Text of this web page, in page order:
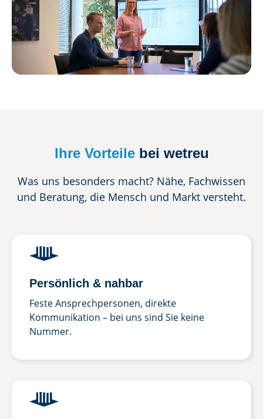
Ihre Vorteilebei wetreu
Was uns besonders macht? Nähe, Fachwissen
und Beratung, die Mensch und Markt versteht.
Persönlich & nahbar
Feste Ansprechpersonen, direkte
Kommunikation – bei uns sind Sie keine
Nummer.